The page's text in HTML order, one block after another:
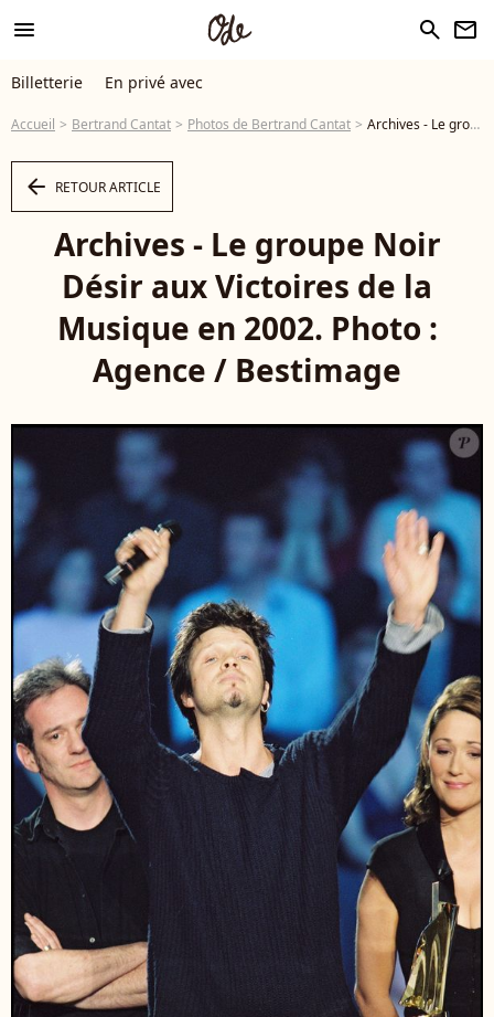
menu search newsletter
Billetterie En privé avec
Accueil Bertrand Cantat Photos de Bertrand Cantat Archives - Le groupe Noir Désir aux Victoires de la Musique en 2002. Photo : Agence / Bestimage - Photo
arrow_left RETOUR ARTICLE
Archives - Le groupe Noir
Désir aux Victoires de la
Musique en 2002. Photo :
Agence / Bestimage